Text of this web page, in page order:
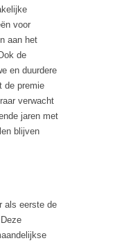
voor
aan het
de
en duurdere
de premie
verwacht
jaren met
blijven
als eerste de